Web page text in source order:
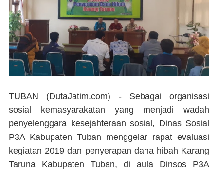
TUBAN (DutaJatim.com) - Sebagai organisasi
sosial kemasyarakatan yang menjadi wadah
penyelenggara kesejahteraan sosial, Dinas Sosial
P3A Kabupaten Tuban menggelar rapat evaluasi
kegiatan 2019 dan penyerapan dana hibah Karang
Taruna Kabupaten Tuban, di aula Dinsos P3A